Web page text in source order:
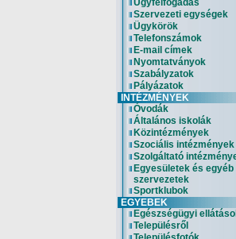
Ügyfélfogadás
Szervezeti egységek
Ügykörök
Telefonszámok
E-mail címek
Nyomtatványok
Szabályzatok
Pályázatok
INTÉZMÉNYEK
Óvodák
Általános iskolák
Közintézmények
Szociális intézmények
Szolgáltató
Egyesületek és egyéb
szervezetek
Sportklubok
EGYEBEK
Egészségügyi
Településről